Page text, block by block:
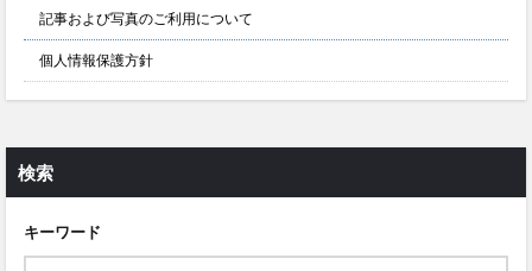
記事および写真のご利用について
個人情報保護方針
検索
キーワード